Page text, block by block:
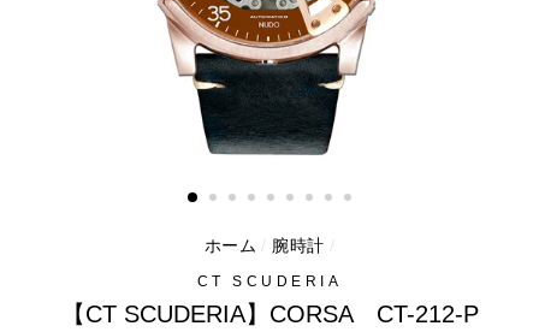
ホーム / 腕時計 /
CT SCUDERIA
【CT SCUDERIA】CORSA CT-212-P